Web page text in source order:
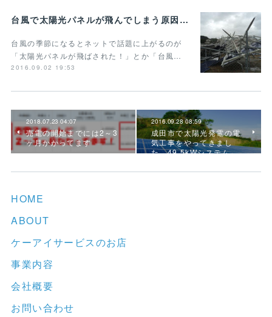
台風で太陽光パネルが飛んでしまう原因とは？
台風の季節になるとネットで話題に上がるのが
「太陽光パネルが飛ばされた！」とか「台風…
2016.09.02 19:53
2018.07.23 04:07
売電の開始までには2～3
ヶ月かかってます
2016.09.28 08:59
​成田市で太陽光発電の電
気工事をやってきまし
た。49.5kWシステム
HOME
ABOUT
ケーアイサービスのお店
事業内容
会社概要
お問い合わせ